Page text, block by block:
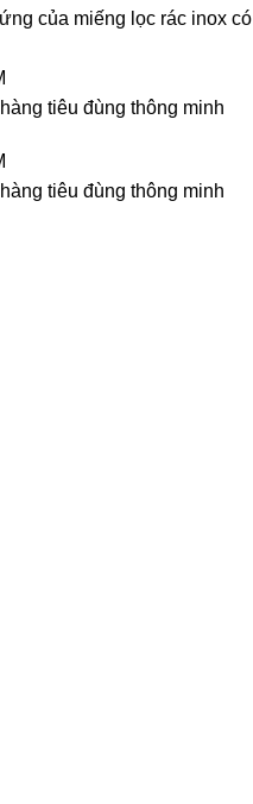
của miếng lọc rác inox có
tiêu đùng thông minh
tiêu đùng thông minh